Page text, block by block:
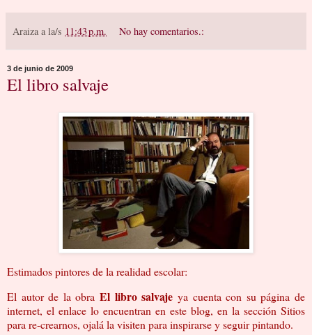
Araiza a la/s 11:43 p.m. No hay comentarios.:
3 de junio de 2009
El libro salvaje
Estimados pintores de la realidad escolar:
El autor de la obraEl libro salvaje ya cuenta con su página de
internet, el enlace lo encuentran en este blog, en la sección Sitios
para re-crearnos, ojalá la visiten para inspirarse y seguir pintando.